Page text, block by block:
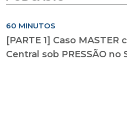
60 MINUTOS
[PARTE 1] Caso MASTER
Central sob PRESSÃO